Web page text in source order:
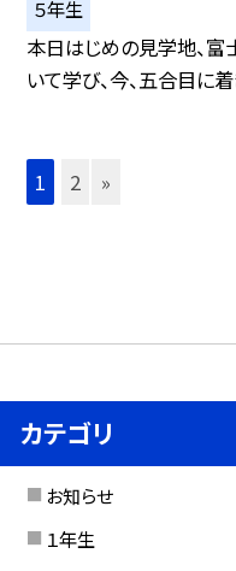
５年生
本日はじめの見学地、富
いて学び、今、五合目に
1 2 »
カテゴリ
お知らせ
１年生